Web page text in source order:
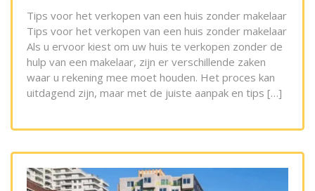
Tips voor het verkopen van een huis zonder makelaar
Tips voor het verkopen van een huis zonder makelaar
Als u ervoor kiest om uw huis te verkopen zonder de
hulp van een makelaar, zijn er verschillende zaken
waar u rekening mee moet houden. Het proces kan
uitdagend zijn, maar met de juiste aanpak en tips […]